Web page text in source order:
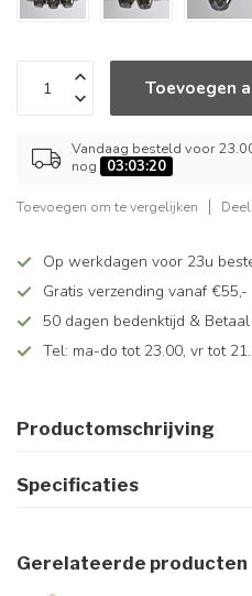
Toevoegen
Vandaag besteld voor
nog
03:03:20
Toevoegen om te vergelijken
Op werkdagen voor 23u
Gratis verzending vanaf €55,-
50 dagen bedenktijd &
Tel: ma-do tot 23.00, vr tot
Productomschrijving
Specificaties
Gerelateerde producten